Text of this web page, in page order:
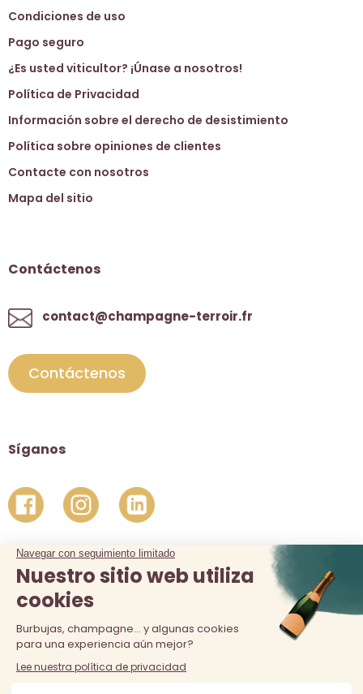
Condiciones de uso
Pago seguro
¿Es usted viticultor? ¡Únase a nosotros!
Política de Privacidad
Información sobre el derecho de desistimiento
Política sobre opiniones de clientes
Contacte con nosotros
Mapa del sitio
Contáctenos
contact@champagne-terroir.fr
Contáctenos
Síganos